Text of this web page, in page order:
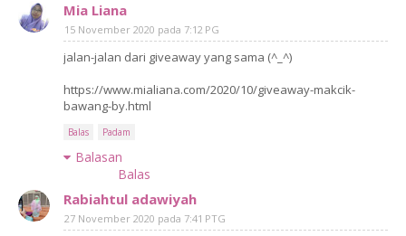
Mia Liana
15 November 2020 pada 7:12 PG
jalan-jalan dari giveaway yang sama (^_^)
https://www.mialiana.com/2020/10/giveaway-makcik-
bawang-by.html
Balas Padam
Balasan
Balas
Rabiahtul adawiyah
27 November 2020 pada 7:41 PTG